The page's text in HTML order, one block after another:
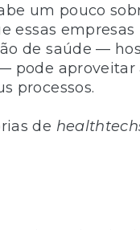
um pouco
essas
de saúde —
pode
processos.
de